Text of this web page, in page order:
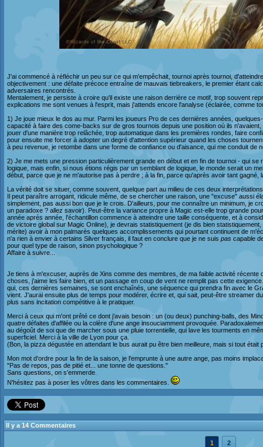
J'ai commencé à réfléchir un peu sur ce qui m'empêchait, tournoi après tournoi,
objectivement : une défaite précoce entraîne de mauvais tiebreakers, le premier étant
adversaires rencontrés.
Mentalement, je persiste à croire qu'il existe une raison derrière ce motif, trop souvent
explications me sont venues à l'esprit, mais j'attends encore l'analyse (éclairée, comme
1) Je joue mieux le dos au mur. Parmi les joueurs Pro de ces dernières années,
capacité à faire des come-backs sur de gros tournois depuis une position où ils
jouer d'une manière trop relâchée, trop automatique dans les premières rondes, faire
pour ensuite me forcer à adopter un degré d'attention supérieur quand les choses
à peu revenue, je retombe dans une forme de confiance ou d'aisance, qui me conduit de
2) Je me mets une pression particulièrement grande en début et en fin de tournoi - qui
logique, mais enfin, si nous étions régis par un semblant de logique, le monde serait un
début, parce que je ne m'autorise pas à perdre ; à la fin, parce qu'après avoir tant
La vérité doit se situer, comme souvent, quelque part au milieu de ces deux
Il peut paraître arrogant, ridicule même, de se chercher une raison, une "excuse" aussi
simplement, pas aussi bon que je le crois. D'ailleurs, pour me connaître un minimum, je
un paradoxe ? allez savoir). Peut-être la variance propre à Magic est-elle trop grande
année après année, l'échantillon commence à atteindre une taille conséquente, et à
de victoire global sur Magic Online), je devrais statistiquement (je dis bien
mérite) avoir à mon palmarès quelques accomplissements qui pourtant continuent de
n'a rien à envier à certains Silver français, il faut en conclure que je ne suis pas capable
pour quel type de raison, sinon psychologique ?
Affaire à suivre...
Je tiens à m'excuser, auprès de Xins comme des membres, de ma faible activité récente
choses, j'aime les faire bien, et un passage en coup de vent ne remplit pas cette
qui, ces dernières semaines, se sont enchaînés, une séquence qui prendra fin avec le
vient. J'aurai ensuite plus de temps pour modérer, écrire et, qui sait, peut-être streamer
plus sans incitation compétitive à le pratiquer.
Merci à ceux qui m'ont prêté ce dont j'avais besoin : un (ou deux) punching-balls, des
quatre défaites d'affilée ou la colère d'une ange insouciamment provoquée.
au dégoût de soi que de marcher sous une pluie torrentielle, qui lave les tourments en
superficiel. Merci à la ville de Lyon pour ça.
(Bon, la pizza dégustée en attendant le bus aurait pu être bien meilleure, mais si tout était
Mon mot d'ordre pour la fin de la saison, je l'emprunte à une autre ange, pas moins
"Pas de repos, pas de pitié et... une tonne de questions."
Sans questions, on s'emmerde.
N'hésitez pas à poser les vôtres dans les commentaires.
Il y a 14 Commentaires
1 2